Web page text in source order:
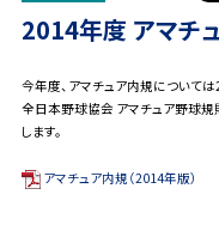
2014年度 アマチ
今年度、アマチュア内規について
全日本野球協会 アマチュア野球規
します。
アマチュア内規（2014年版）